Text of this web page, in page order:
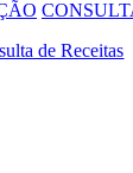
de Receitas